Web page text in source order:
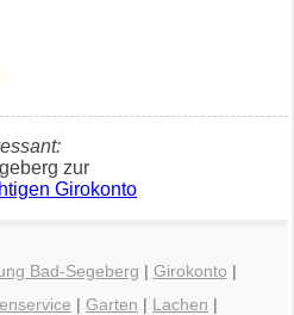
zur
Girokonto
Bad-Segeberg | Girokonto |
| Garten | Lachen |